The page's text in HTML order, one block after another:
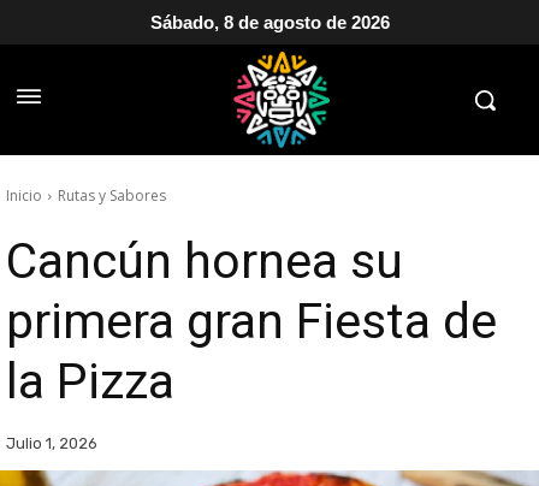
Sábado, 8 de agosto de 2026
Inicio Rutas y Sabores
Cancún hornea su
primera gran Fiesta de
la Pizza
Julio 1, 2026